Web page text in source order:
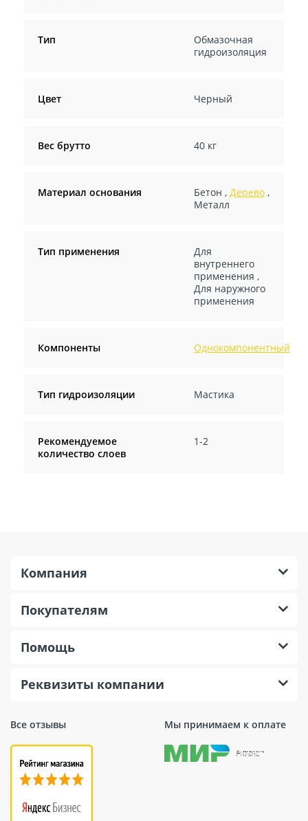
Тип
Обмазочная
гидроизоляция
Цвет Черный
Вес брутто 40 кг
Материал основания Бетон , Дерево,
Металл
Тип применения
Для
внутреннего
применения ,
Для наружного
применения
Компоненты Однокомпонентный
Тип гидроизоляции Мастика
Рекомендуемое
количество слоев
1-2
Все отзывы Мы принимаем к оплате
Компания
Покупателям
Помощь
Реквизиты компании